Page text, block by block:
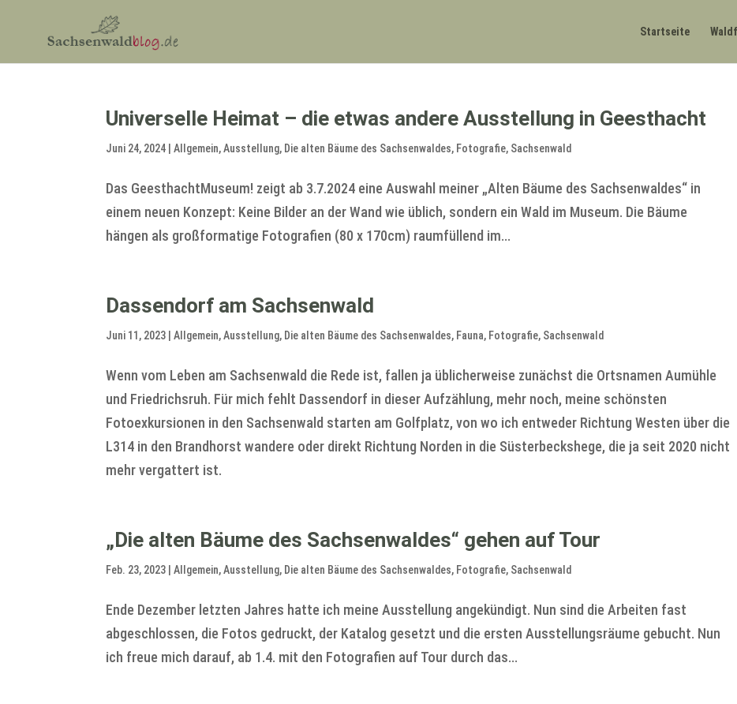
Startseite
Universelle Heimat – die etwas andere Ausstellung in Geesthacht
Juni 24, 2024 |Allgemein,Ausstellung, Die alten Bäume des Sachsenwaldes, Fotografie, Sachsenwald
Das GeesthachtMuseum! zeigt ab 3.7.2024 eine Auswahl meiner „Alten Bäume des Sachsenwaldes“ in
einem neuen Konzept: Keine Bilder an der Wand wie üblich, sondern ein Wald im Museum. Die Bäume
hängen als großformatige Fotografien (80 x 170cm) raumfüllend im...
Dassendorf am Sachsenwald
Juni 11, 2023 |Allgemein,Ausstellung, Die alten Bäume des Sachsenwaldes, Fauna, Fotografie, Sachsenwald
Wenn vom Leben am Sachsenwald die Rede ist, fallen ja üblicherweise zunächst die Ortsnamen Aumühle
und Friedrichsruh. Für mich fehlt Dassendorf in dieser Aufzählung, mehr noch, meine schönsten
Fotoexkursionen in den Sachsenwald starten am Golfplatz, von wo ich entweder Richtung Westen über die
L314 in den Brandhorst wandere oder direkt Richtung Norden in die Süsterbeckshege, die ja seit 2020 nicht
mehr vergattert ist.
„Die alten Bäume des Sachsenwaldes“ gehen auf Tour
Feb. 23, 2023 |Allgemein,Ausstellung, Die alten Bäume des Sachsenwaldes, Fotografie, Sachsenwald
Ende Dezember letzten Jahres hatte ich meine Ausstellung angekündigt. Nun sind die Arbeiten fast
abgeschlossen, die Fotos gedruckt, der Katalog gesetzt und die ersten Ausstellungsräume gebucht. Nun
ich freue mich darauf, ab 1.4. mit den Fotografien auf Tour durch das...